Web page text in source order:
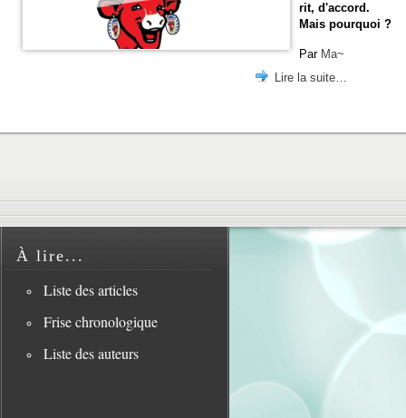
rit, d'accord.
Mais pourquoi ?
Par Ma~
Lire la suite…
À lire...
Liste des articles
Frise chronologique
Liste des auteurs